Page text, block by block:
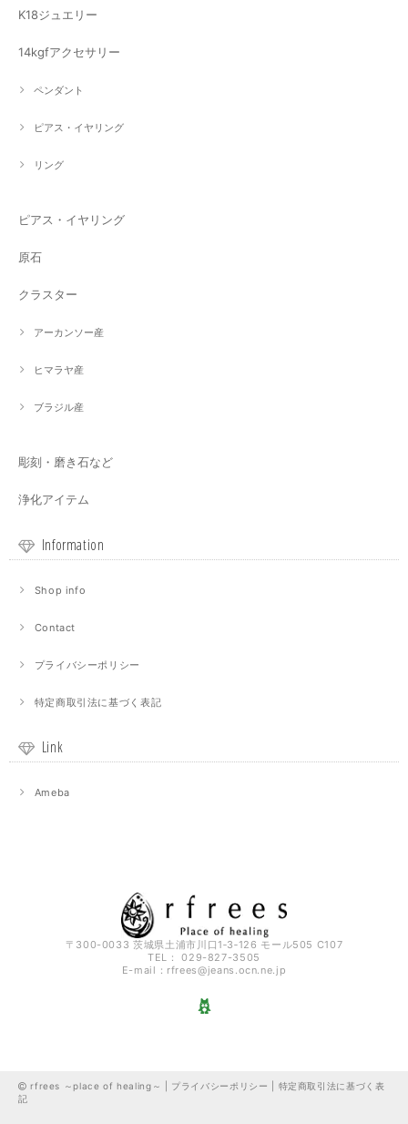
K18ジュエリー
14kgfアクセサリー
ペンダント
ピアス・イヤリング
リング
ピアス・イヤリング
原石
クラスター
アーカンソー産
ヒマラヤ産
ブラジル産
彫刻・磨き石など
浄化アイテム
Information
Shop info
Contact
プライバシーポリシー
特定商取引法に基づく表記
Link
Ameba
〒300-0033 茨城県土浦市川口1‐3‐126 モール505 C107
TEL： 029-827-3505
E-mail： rfrees@jeans.ocn.ne.jp
rfrees ～place of healing～ | プライバシーポリシー
特定商取引法に基づく表
記